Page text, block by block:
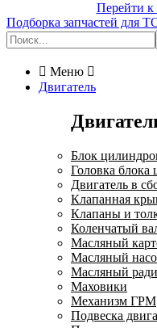
Перейти к
Подборка запчастей для
 Меню 
Двигатель
Блок
Головка блока
Двигатель в
Клапанная
Клапаны и
Коленчатый
Масляный
Масляный
Масляный
Маховики
Механизм ГРМ
Подвеска